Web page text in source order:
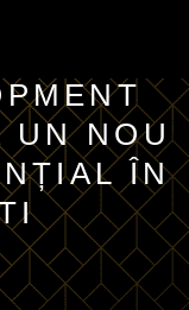
UN NOU
ÎN